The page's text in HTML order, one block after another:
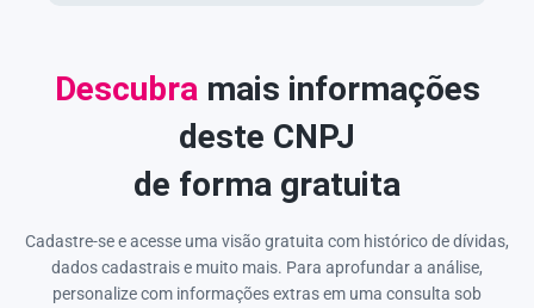
Descubramais informações
deste CNPJ
de forma gratuita
Cadastre-se e acesse uma visão gratuita com histórico de dívidas,
dados cadastrais e muito mais. Para aprofundar a análise,
personalize com informações extras em uma consulta sob